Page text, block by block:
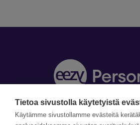
Y-tunnus:
Tietoa sivustolla käytetyistä
Käytämme sivustollamme evästeitä